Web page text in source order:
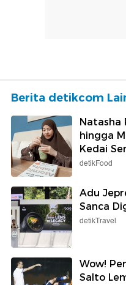
Berita detikcom
Natasha
hingga
Kedai
detikFood
Adu
Sanca
detikTravel
Wow!
Salto